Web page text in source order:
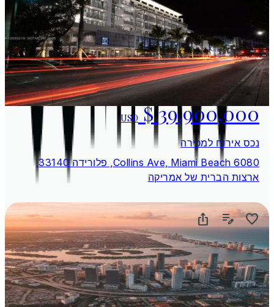
USD
נכס אירוח למכירה
6080 Collins Ave, Miami Beach, פלורידה 33140,
ארצות הברית של אמריקה